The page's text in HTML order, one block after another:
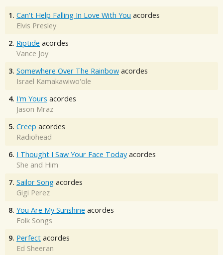
1. Can't Help Falling In Love With You acordes
Elvis Presley
2. Riptide acordes
Vance Joy
3. Somewhere Over The Rainbow acordes
Israel Kamakawiwo'ole
4. I'm Yours acordes
Jason Mraz
5. Creep acordes
Radiohead
6. I Thought I Saw Your Face Today acordes
She and Him
7. Sailor Song acordes
Gigi Perez
8. You Are My Sunshine acordes
Folk Songs
9. Perfect acordes
Ed Sheeran